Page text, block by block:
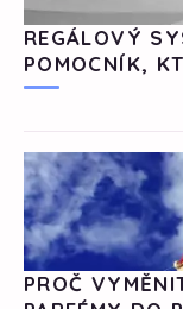
REGÁLOVÝ
POMOCNÍK,
PROČ